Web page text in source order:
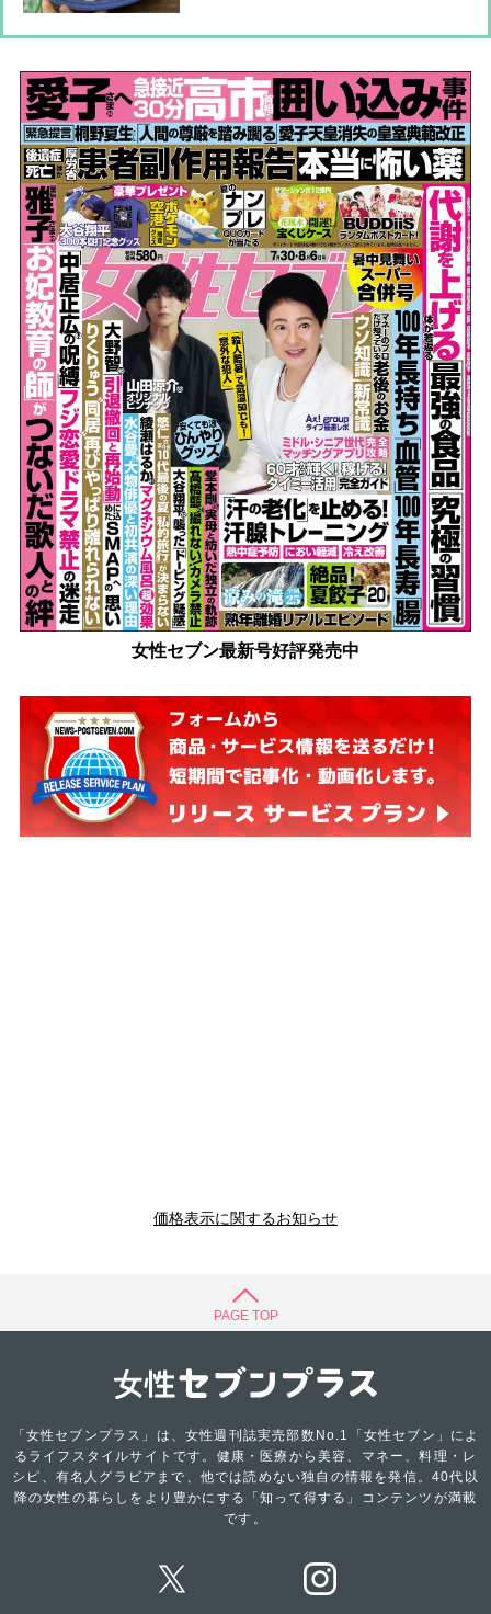
女性セブン最新号好評発売中
価格表示に関するお知らせ
PAGE TOP
「女性セブンプラス」は、女性週刊誌実売部数No.1「女性セブン」によ
るライフスタイルサイトです。健康・医療から美容、マネー、料理・レ
シピ、有名人グラビアまで、他では読めない独自の情報を発信。40代以
降の女性の暮らしをより豊かにする「知って得する」コンテンツが満載
です。